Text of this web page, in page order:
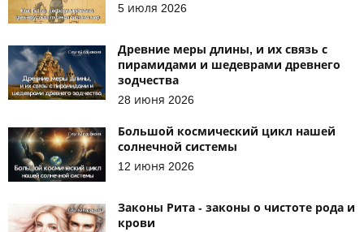
5 июля 2026
Древние меры длины, и их связь с
пирамидами и шедеврами древнего
зодчества
28 июня 2026
Большой космический цикл нашей
солнечной системы
12 июня 2026
Законы Рита - законы о чистоте рода и
крови